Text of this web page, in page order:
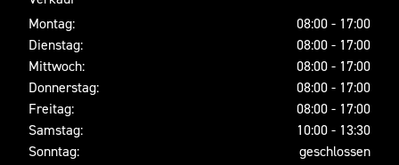
Montag:
08:00 - 17:00
Dienstag:
08:00 - 17:00
Mittwoch:
08:00 - 17:00
Donnerstag:
08:00 - 17:00
Freitag:
08:00 - 17:00
Samstag:
10:00 - 13:30
Sonntag:
geschlossen